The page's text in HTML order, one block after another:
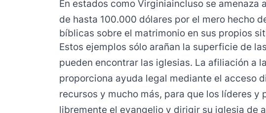
En estados como Virginiaincluso se amenaza
de hasta 100.000 dólares por el mero hecho
bíblicas sobre el matrimonio en sus propios
Estos ejemplos sólo arañan la superficie de
pueden encontrar las iglesias. La afiliación a
proporciona ayuda legal mediante el acceso
recursos y mucho más, para que los líderes y
libremente el evangelio y dirigir su iglesia de